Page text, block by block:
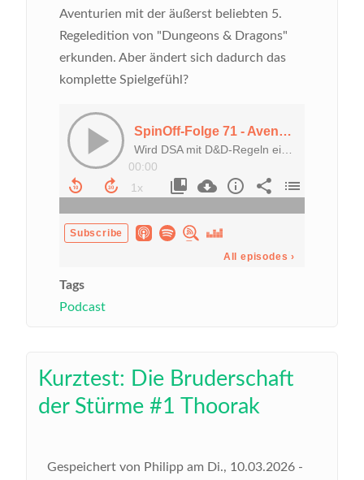
Aventurien mit der äußerst beliebten 5.
Regeledition von "Dungeons & Dragons"
erkunden. Aber ändert sich dadurch das
komplette Spielgefühl?
Tags
Podcast
Kurztest: Die Bruderschaft
der Stürme #1 Thoorak
Gespeichert von Philipp am Di., 10.03.2026 -